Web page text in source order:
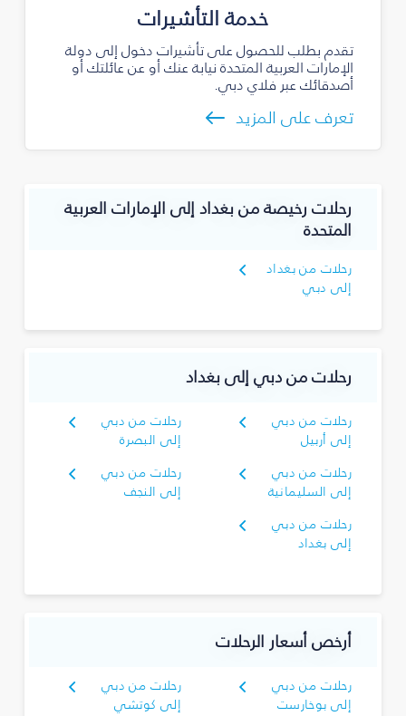
خدمة التأشيرات
تقدم بطلب للحصول على تأشيرات دخول إلى دولة
الإمارات العربية المتحدة نيابة عنك أو عن عائلتك أو
أصدقائك عبر فلاي دبي.
تعرف على المزيد
رحلات رخيصة من بغداد إلى الإمارات العربية
المتحدة
رحلات من بغداد
إلى دبي
رحلات من دبي إلى بغداد
رحلات من دبي
إلى أربيل
رحلات من دبي
إلى البصرة‎
رحلات من دبي
إلى السليمانية‎
رحلات من دبي
إلى النجف
رحلات من دبي
إلى بغداد
أرخص أسعار الرحلات
رحلات من دبي
إلى بوخارست
رحلات من دبي
إلى كوتشي